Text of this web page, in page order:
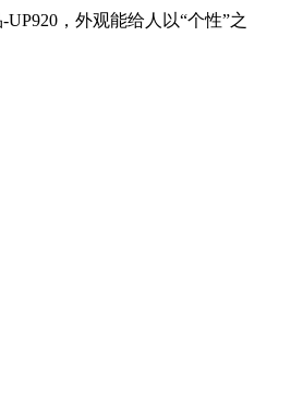
，外观能给人以“个性”之